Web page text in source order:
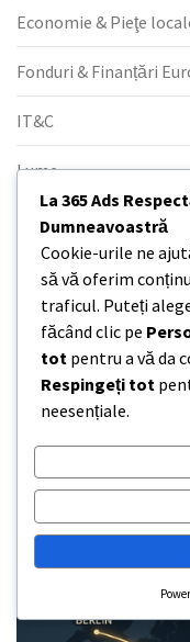
Economie & Pieţe
Fonduri & Finanțări
IT&C
Lume
Opinie & Analiză
Perspective
Startup & Tehnologie
Știri
La 365 Ads
Dumneavoastră
Cookie-urile ne
să vă oferim
traficul. Puteți
făcând clic pe
tot pentru a vă da
Respingeți tot
neesențiale.